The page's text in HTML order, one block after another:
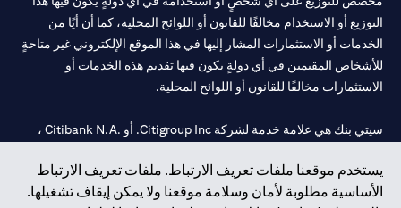
يستخدم موقعنا ملفات تعريف الارتباط. ملفات تعريف الارتباط
الأساسية مطلوبة لأمان وسلامة موقعنا ولا يمكن إيقاف تشغيلها.
التوزيع أو الاستخدام مخالفًا للقانون أو اللوائح المحلية، كما أن أيًا من
الخدمات أو الاستثمارات المشار إليها في هذا الموقع الإلكتروني غير متاحةٍ
للأشخاص المقيمين في أي دولةٍ يكون فيها تقديم هذه الخدمات أو
الاستثمارات مخالفًا للقانون أو اللوائح المحلية.
سيتي بنك هي علامة خدمة لشركة Citigroup Inc. أو .Citibank N.A ،
سيتي بنك إن. إيه. الإمارات مسجل لدى مصرف الإمارات المركزي تحت